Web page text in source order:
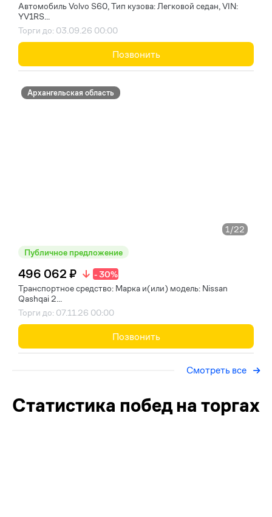
Автомобиль Volvo S60, Тип кузова: Легковой седан, VIN:
YV1RS...
Торги до: 03.09.26 00:00
Позвонить
Архангельская область
1/22
Публичное предложение
496 062 ₽
- 30%
Транспортное средство: Марка и(или) модель: Nissan
Qashqai 2...
Торги до: 07.11.26 00:00
Позвонить
Смотреть все
Статистика побед на торгах